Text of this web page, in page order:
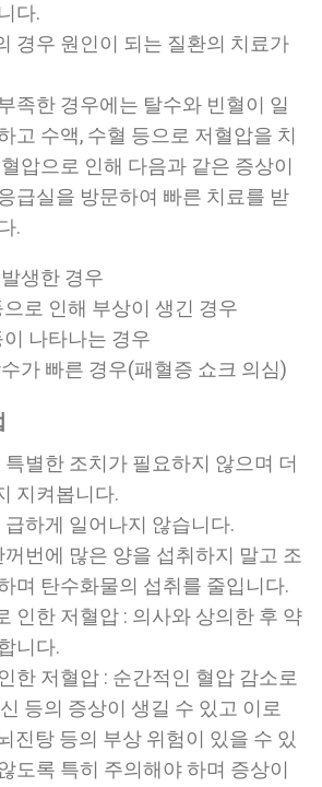
다.
경우 원인이 되는 질환의 치료가
족한 경우에는 탈수와 빈혈이 일
고 수액, 수혈 등으로 저혈압을 치
압으로 인해 다음과 같은 증상이
급실을 방문하여 빠른 치료를 받
.
생한 경우
으로 인해 부상이 생긴 경우
나타나는 경우
가 빠른 경우(패혈증 쇼크 의심)
특별한 조치가 필요하지 않으며 더
지켜봅니다.
급하게 일어나지 않습니다.
꺼번에 많은 양을 섭취하지 말고 조
며 탄수화물의 섭취를 줄입니다.
인한 저혈압 : 의사와 상의한 후 약
니다.
한 저혈압 : 순간적인 혈압 감소로
등의 증상이 생길 수 있고 이로
진탕 등의 부상 위험이 있을 수 있
도록 특히 주의해야 하며 증상이